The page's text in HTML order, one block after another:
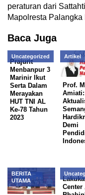
peraturan dari
Mapolresta Palangka
Baca Juga
Uncategorized
Prajurit
Menbanpur 3
Marinir Ikut
Serta Dalam
Merayakan
HUT TNI AL
Ke-78 Tahun
2023
Artikel
Prof.
Amiati:
Demi
BERITA
UTAMA
Center